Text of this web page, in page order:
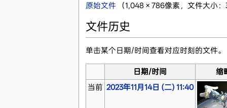
原始文件‎ （1,048 × 786像素，文件大小
文件历史
单击某个日期/时间查看对应时刻的文件。
日期/时间
缩
当前 2023年11月14日 (二) 11:40